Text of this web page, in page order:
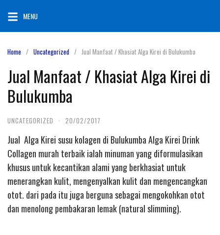
content
MENU
Home Uncategorized Jual Manfaat / Khasiat Alga Kirei di Bulukumba
Jual Manfaat / Khasiat Alga Kirei di
Bulukumba
UNCATEGORIZED · 20/02/2017
Jual Alga Kirei susu kolagen di Bulukumba Alga Kirei Drink
Collagen murah terbaik ialah minuman yang diformulasikan
khusus untuk kecantikan alami yang berkhasiat untuk
menerangkan kulit, mengenyalkan kulit dan mengencangkan
otot. dari pada itu juga berguna sebagai mengokohkan otot
dan menolong pembakaran lemak (natural slimming).